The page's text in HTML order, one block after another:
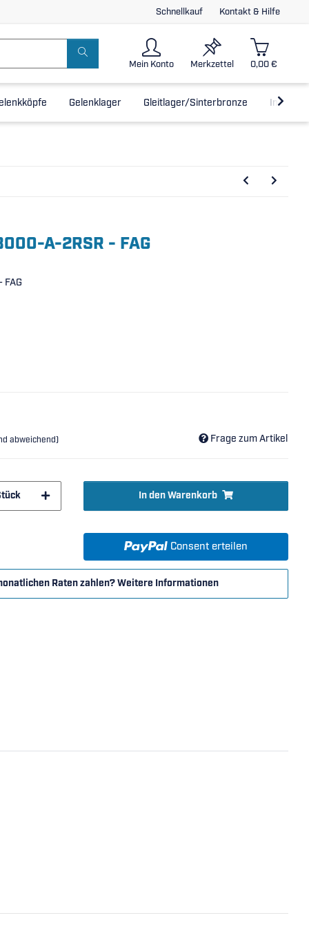
Schnellkauf Kontakt & Hilfe
Mein Konto Merkzettel 0,00 €
Gelenklager Gleitlager/Sinterbronze Inline-
A-2RSR - FAG
abweichend) Frage zum Artikel
In den Warenkorb
Consent erteilen
Raten zahlen?Weitere Informationen